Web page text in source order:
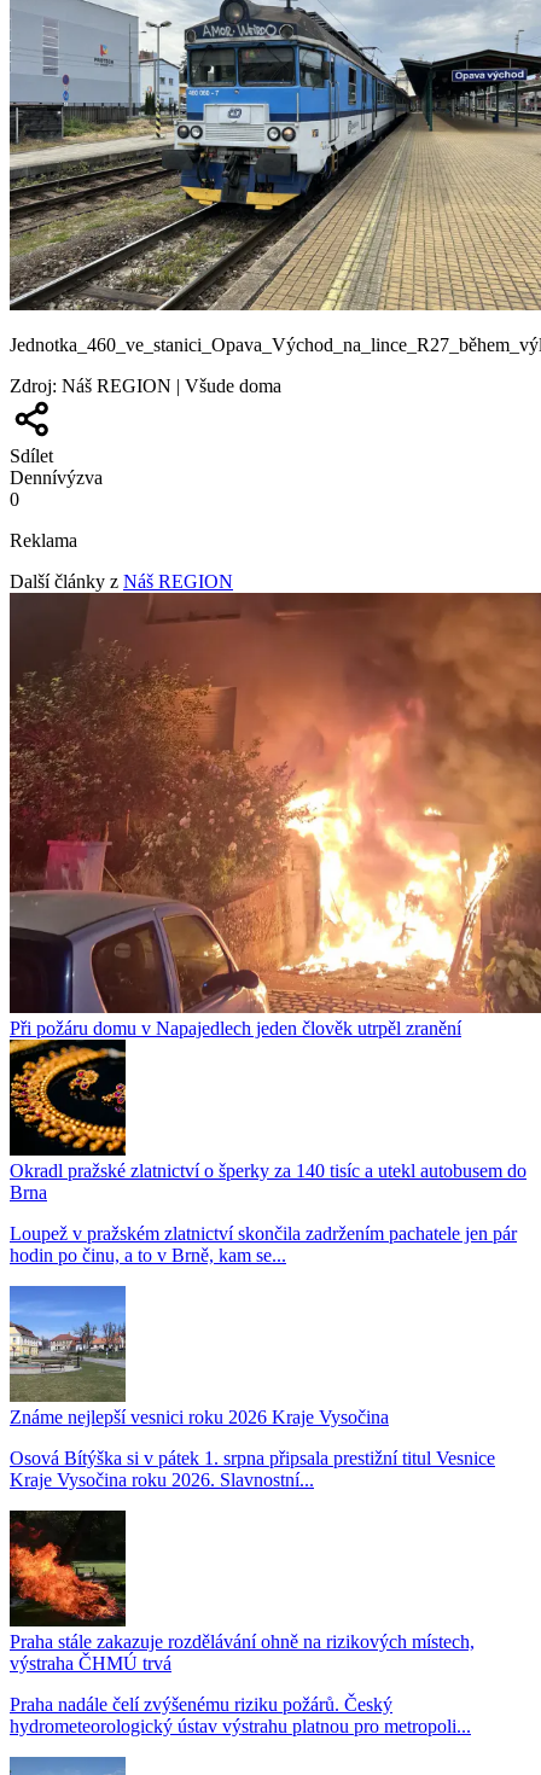
Zdroj: Náš REGION | Všude doma
Sdílet
Dennívýzva
0
Reklama
Další články z Náš REGION
Při požáru domu v Napajedlech jeden člověk utrpěl zranění
Okradl pražské zlatnictví o šperky za 140 tisíc a utekl autobusem do
Brna
Loupež v pražském zlatnictví skončila zadržením pachatele jen pár
hodin po činu, a to v Brně, kam se...
Známe nejlepší vesnici roku 2026 Kraje Vysočina
Osová Bítýška si v pátek 1. srpna připsala prestižní titul Vesnice
Kraje Vysočina roku 2026. Slavnostní...
Praha stále zakazuje rozdělávání ohně na rizikových místech,
výstraha ČHMÚ trvá
Praha nadále čelí zvýšenému riziku požárů. Český
hydrometeorologický ústav výstrahu platnou pro metropoli...